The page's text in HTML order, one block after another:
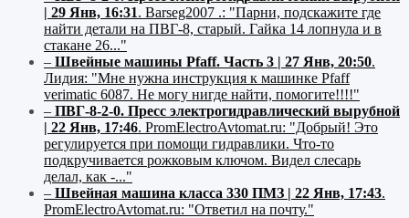
| 29 Янв, 16:31. Barseg2007 .: "Парни, подскажите где
найти детали на ПВГ-8, старый. Гайка 14 лопнула и в
стакане 26..."
– Швейные машины Pfaff. Часть 3 | 27 Янв, 20:50.
Лидия: "Мне нужна инструкция к машинке Pfaff
verimatic 6087. Не могу нигде найти, помогите!!!!"
– ПВГ-8-2-0. Пресс электрогидравлический вырубной
| 22 Янв, 17:46. PromElectroAvtomat.ru: "Добрый! Это
регулируется при помощи гидравлики. Что-то
подкручивается рожковым ключом. Видел слесарь
делал, как -..."
– Швейная машина класса 330 ПМЗ | 22 Янв, 17:43.
PromElectroAvtomat.ru: "Ответил на почту."